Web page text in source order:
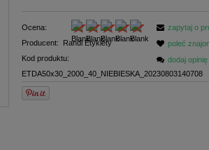
Ocena:
Producent:
Randi Etykiety
Kod produktu:
ETDA50x30_2000_40_NIEBIESKA_20230803140708
zapytaj o
poleć
dodaj opinię